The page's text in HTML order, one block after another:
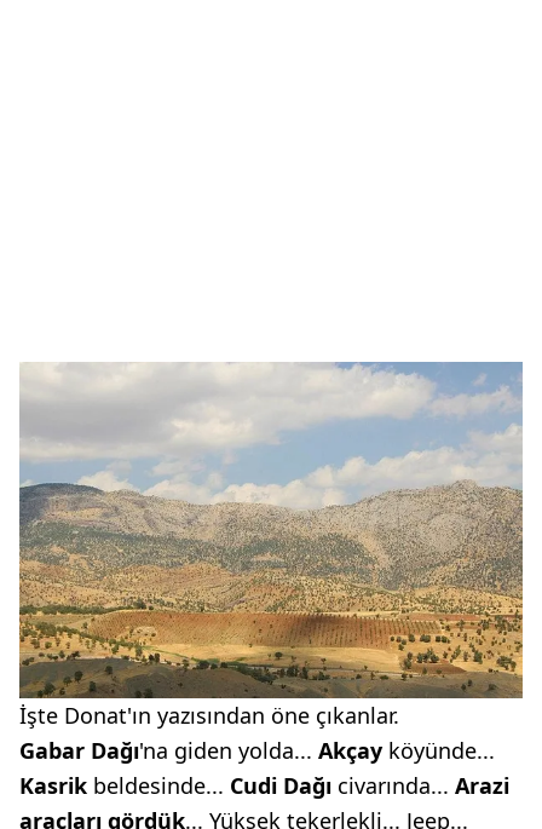
İşte Donat'ın yazısından öne çıkanlar.
Gabar Dağı'na giden yolda... Akçay köyünde...
Kasrik beldesinde... Cudi Dağı civarında... Arazi
araçları gördük... Yüksek tekerlekli... Jeep...